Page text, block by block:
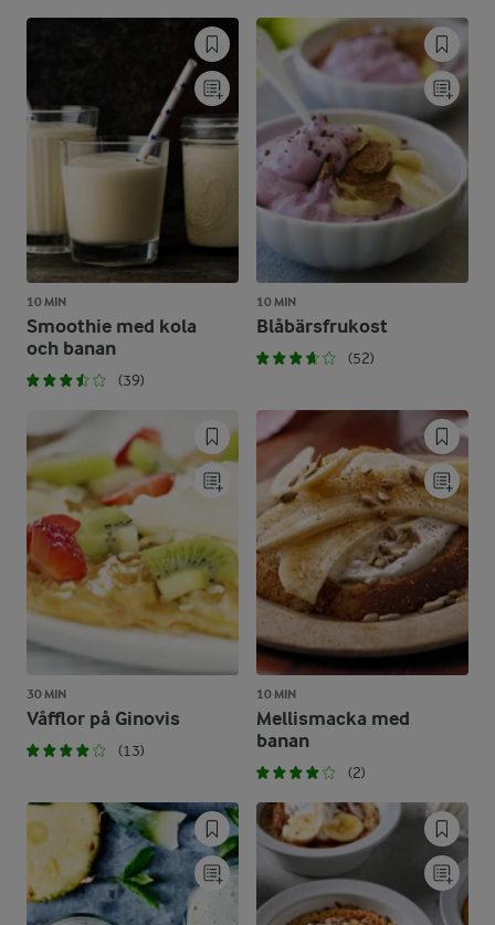
10 MIN
Smoothie med kola
och banan
(39)
10 MIN
Blåbärsfrukost
(52)
30 MIN
Våfflor på Ginovis
(13)
10 MIN
Mellismacka med
banan
(2)